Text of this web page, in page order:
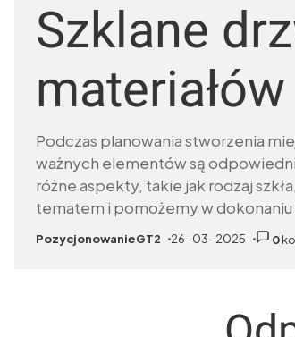
Szklane
Podczas planowania stworzenia
ważnych elementów są
różne aspekty, takie jak rodzaj
tematem i pomożemy w
autor:
PozycjonowanieGT2 dodano:
26-03-2025 0